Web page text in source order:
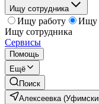
Ищу сотрудника
Ищу работу
Ищу
Ищу сотрудника
Сервисы
Помощь
Ещё
Поиск
Алексеевка